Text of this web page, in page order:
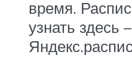
время.
узнать здесь –